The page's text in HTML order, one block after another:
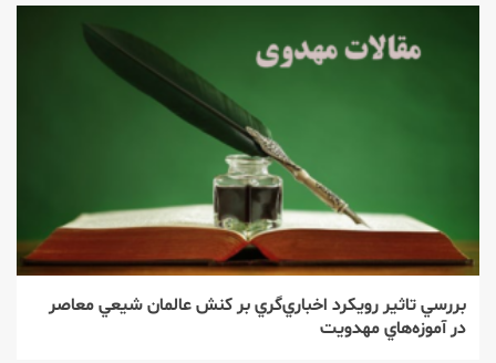
بررسي تاثير رويكرد اخباري‌‌گري بر كنش عالمان شيعي معاصر
در آموزه‌هاي مهدويت